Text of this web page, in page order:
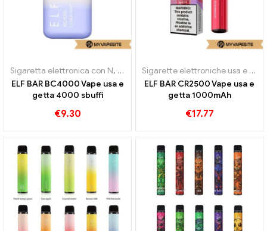
Sigaretta elettronica con N, Sigarette elettroniche usa e getta
ELF BAR BC4000 Vape usa e
getta 4000 sbuffi
€9.30
Sigarette elettroniche usa e getta
ELF BAR CR2500 Vape usa e
getta 1000mAh
€17.77